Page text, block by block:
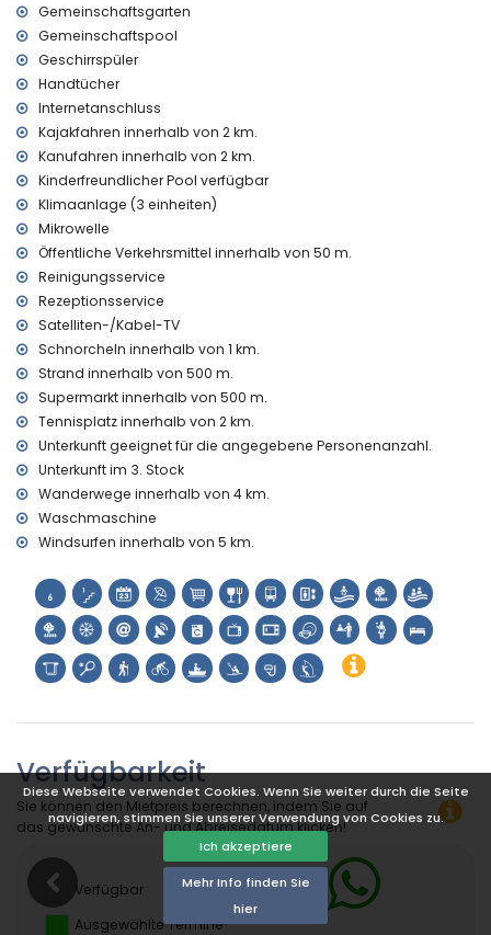
Diese Webseite verwendet Cookies. Wenn Sie weiter durch die Seite
navigieren, stimmen Sie unserer Verwendung von Cookies zu.
Ich akzeptiere
Mehr Info finden Sie
hier
Reinigungsservice
Klimaanlage
Kinderbett (auf Anfrage)
Unterhaltung und Freizeitaktivitäten für Ihren Urlaub in
Denia, Costa Blanca
Diskothek und Nachtclub (innerhalb von 5 Kilometern vom
Haus)
Sehenswürdigkeiten und Kultur in Denia, Costa Blanca
Museum und Schloss (Denia) (innerhalb von 5 Kilometern
von der Unterkunft)
Sport
Radfahren und Schnorcheln (innerhalb von 1000 Metern
vom Haus)
Tennis, Wandern, Kanu fahren, Kajak fahren und Windsurfen
(innerhalb von 5 Kilometern vom Haus)
Golf (Oliva Nova) und Reiten (innerhalb von 10 Kilometern
vom Haus)
Gemeinschaftsgarten
Gemeinschaftspool
Geschirrspüler
Handtücher
Internetanschluss
Kajakfahren innerhalb von 2 km.
Kanufahren innerhalb von 2 km.
Kinderfreundlicher Pool verfügbar
Klimaanlage (3 einheiten)
Mikrowelle
Öffentliche Verkehrsmittel innerhalb von 50 m.
Reinigungsservice
Rezeptionsservice
Satelliten-/Kabel-TV
Schnorcheln innerhalb von 1 km.
Strand innerhalb von 500 m.
Supermarkt innerhalb von 500 m.
Tennisplatz innerhalb von 2 km.
Unterkunft geeignet für die angegebene Personenanzahl.
Unterkunft im 3. Stock
Wanderwege innerhalb von 4 km.
Waschmaschine
Windsurfen innerhalb von 5 km.
Verfügbarkeit
Sie können den Mietpreis berechnen, indem Sie auf
das gewünschte An- und Abreisedatum klicken!
Verfügbar
Ausgewählte Termine